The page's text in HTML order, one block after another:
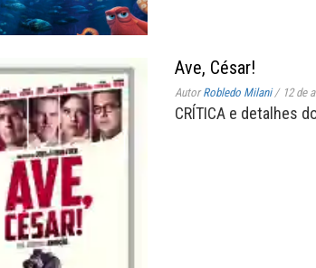
Ave, César!
AutorRobledo Milani / 12 de
CRÍTICA e detalhes